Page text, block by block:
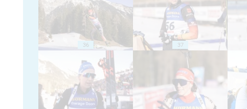
36 37